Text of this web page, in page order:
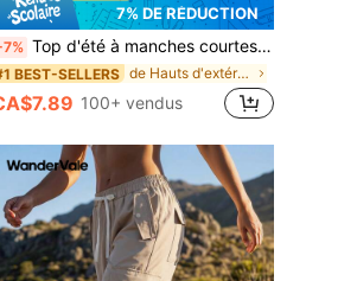
7% DE RÉDUCTION
Top d'été à manches courtes à séchage rapide pour femmes, respirant & confortable, avec poches, convient pour le sport, l'extérieur, les voyages, les tenues décontractées, la fitness et le port quotidien, noir, athleisure
BEST-SELLERS de Hauts d'extérieur pour femmes
100+ vendus